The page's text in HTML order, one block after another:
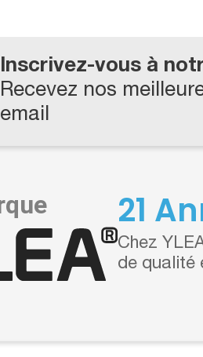
Inscrivez-vous à
Recevez nos
email
21
Chez
de qualité